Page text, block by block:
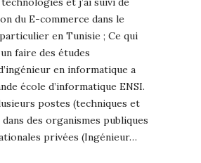
du E-commerce dans le
en Tunisie ; Ce qui
un faire des études
en informatique a
école d’informatique ENSI.
postes (techniques et
des organismes publiques
privées (Ingénieur…